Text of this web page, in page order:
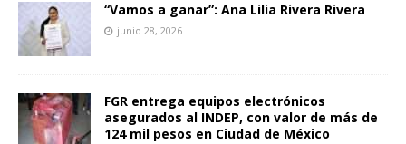
“Vamos a ganar”: Ana Lilia Rivera Rivera
junio 28, 2026
FGR entrega equipos electrónicos
asegurados al INDEP, con valor de más de
124 mil pesos en Ciudad de México